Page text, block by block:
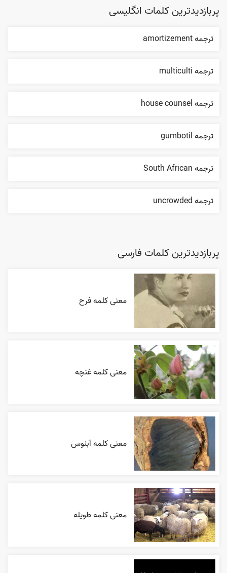
پربازدیدترین کلمات انگلیسی
ترجمه amortizement
ترجمه multiculti
ترجمه house counsel
ترجمه gumbotil
ترجمه South African
ترجمه uncrowded
پربازدیدترین کلمات فارسی
معنی کلمه فرح
معنی کلمه غنچه
معنی کلمه آبنوس
معنی کلمه طویله